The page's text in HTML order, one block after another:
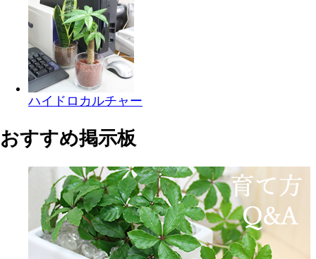
ハイドロカルチャー
おすすめ掲示板